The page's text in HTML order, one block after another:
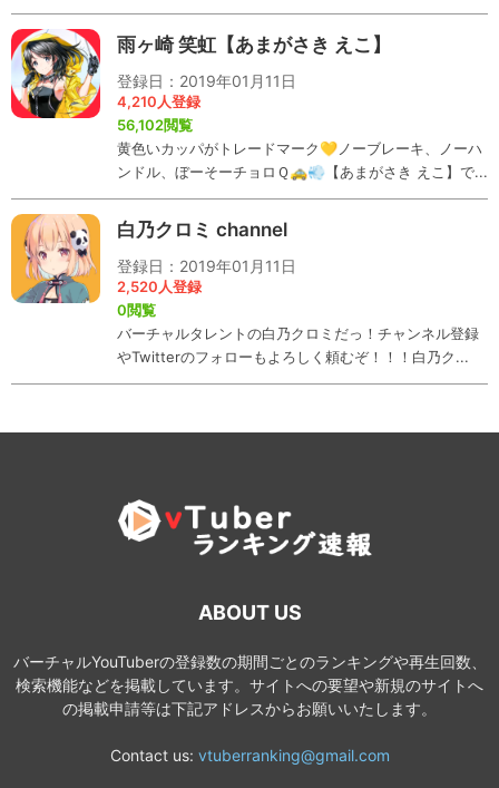
雨ヶ崎 笑虹【あまがさき えこ】
登録日：2019年01月11日
4,210人登録
56,102閲覧
黄色いカッパがトレードマーク💛ノーブレーキ、ノーハ
ンドル、ぼーそーチョロＱ🚕💨【あまがさき えこ】で...
白乃クロミ channel
登録日：2019年01月11日
2,520人登録
0閲覧
バーチャルタレントの白乃クロミだっ！チャンネル登録
やTwitterのフォローもよろしく頼むぞ！！！白乃ク...
ABOUT US
バーチャルYouTuberの登録数の期間ごとのランキングや再生回数、
検索機能などを掲載しています。サイトへの要望や新規のサイトへ
の掲載申請等は下記アドレスからお願いいたします。
Contact us: vtuberranking@gmail.com